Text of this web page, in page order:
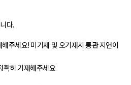
다.
주세요! 미기재 및 오기재시 통관 지연이
확히 기재해주세요